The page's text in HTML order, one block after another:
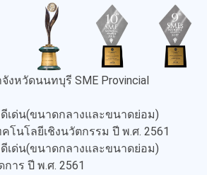
งหวัดนนทบุรี SME Provincial
เด่น(ขนาดกลางและขนาดย่อม)
โนโลยีเชิงนวัตกรรม ปี พ.ศ. 2561
เด่น(ขนาดกลางและขนาดย่อม)
าร ปี พ.ศ. 2561